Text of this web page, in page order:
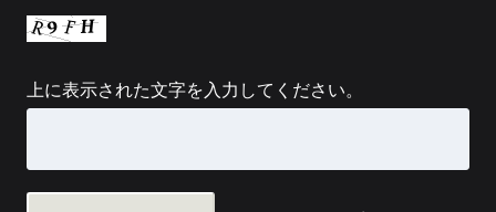
上に表示された文字を入力してください。